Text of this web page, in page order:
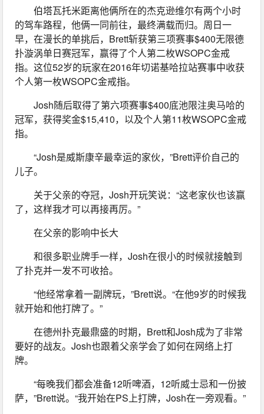
伯塔瓦托米距离他俩所在的杰克逊维尔有两个小时
的驾车路程，他俩一同前往，最终满载而归。周日一
早，在漫长的单挑后，Brett斩获第三项赛事$400无限德
扑漩涡单日赛冠军，赢得了个人第二枚WSOPC金戒
指。这位52岁的玩家在2016年切诺基哈拉站赛事中收获
个人第一枚WSOPC金戒指。
Josh随后取得了第六项赛事$400底池限注奥马哈的
冠军，获得奖金$15,410，以及个人第11枚WSOPC金戒
指。
“Josh是威斯康辛最幸运的家伙，”Brett评价自己的
儿子。
关于父亲的夺冠，Josh开玩笑说：“这老家伙也该赢
了，这样我才可以再接再厉。”
在父亲的影响中长大
和很多职业牌手一样，Josh在很小的时候就接触到
了扑克并一发不可收拾。
“他经常拿着一副牌玩，”Brett说。“在他9岁的时候我
就开始和他打牌了。”
在德州扑克最鼎盛的时期，Brett和Josh成为了非常
要好的战友。Josh也跟着父亲学会了如何在网络上打
牌。
“每晚我们都会准备12听啤酒，12听威士忌和一份披
萨，”Brett说。“我开始在PS上打牌，Josh在一旁观看。”